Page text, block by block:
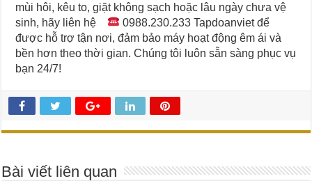
mùi hôi, kêu to, giặt không sạch hoặc lâu ngày chưa vệ
sinh, hãy liên hệ
0988.230.233 Tapdoanviet để
được hỗ trợ tận nơi, đảm bảo máy hoạt động êm ái và
bền hơn theo thời gian. Chúng tôi luôn sẵn sàng phục vụ
bạn 24/7!
Bài viết liên quan